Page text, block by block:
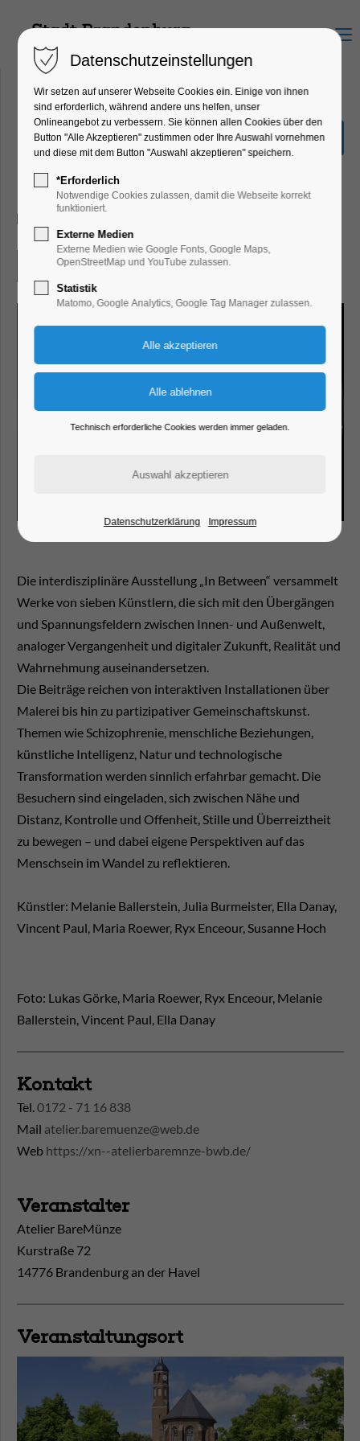
Menu
Kunstausstellung "In
Between"
Ausstellung, Kunst
Eintritt frei
Die interdisziplinäre Ausstellung „In Between“ versammelt
Werke von sieben Künstlern, die sich mit den Übergängen
und Spannungsfeldern zwischen Innen- und Außenwelt,
analoger Vergangenheit und digitaler Zukunft, Realität und
Wahrnehmung auseinandersetzen.
Die Beiträge reichen von interaktiven Installationen über
Malerei bis hin zu partizipativer Gemeinschaftskunst.
Themen wie Schizophrenie, menschliche Beziehungen,
künstliche Intelligenz, Natur und technologische
Transformation werden sinnlich erfahrbar gemacht. Die
Besuchern sind eingeladen, sich zwischen Nähe und
Distanz, Kontrolle und Offenheit, Stille und Überreiztheit
zu bewegen – und dabei eigene Perspektiven auf das
Menschsein im Wandel zu reflektieren.
Künstler: Melanie Ballerstein, Julia Burmeister, Ella Danay,
Vincent Paul, Maria Roewer, Ryx Enceour, Susanne Hoch
Foto: Lukas Görke, Maria Roewer, Ryx Enceour, Melanie
Ballerstein, Vincent Paul, Ella Danay
Kontakt
Tel.0172 - 71 16 838
Mail atelier.baremuenze@web.de
Web https://xn--atelierbaremnze-bwb.de/
Veranstalter
Atelier BareMünze
Kurstraße 72
14776 Brandenburg an der Havel
Veranstaltungsort
Datenschutzeinstellungen
Wir setzen auf unserer Webseite Cookies ein. Einige von ihnen
sind erforderlich, während andere uns helfen, unser
Onlineangebot zu verbessern. Sie können allen Cookies über den
Button "Alle Akzeptieren" zustimmen oder Ihre Auswahl vornehmen
und diese mit dem Button "Auswahl akzeptieren" speichern.
*Erforderlich
Notwendige Cookies zulassen, damit die Webseite korrekt
funktioniert.
Externe Medien
Externe Medien wie Google Fonts, Google Maps,
OpenStreetMap und YouTube zulassen.
Statistik
Matomo, Google Analytics, Google Tag Manager zulassen.
Technisch erforderliche Cookies werden immer geladen.
Datenschutzerklärung Impressum